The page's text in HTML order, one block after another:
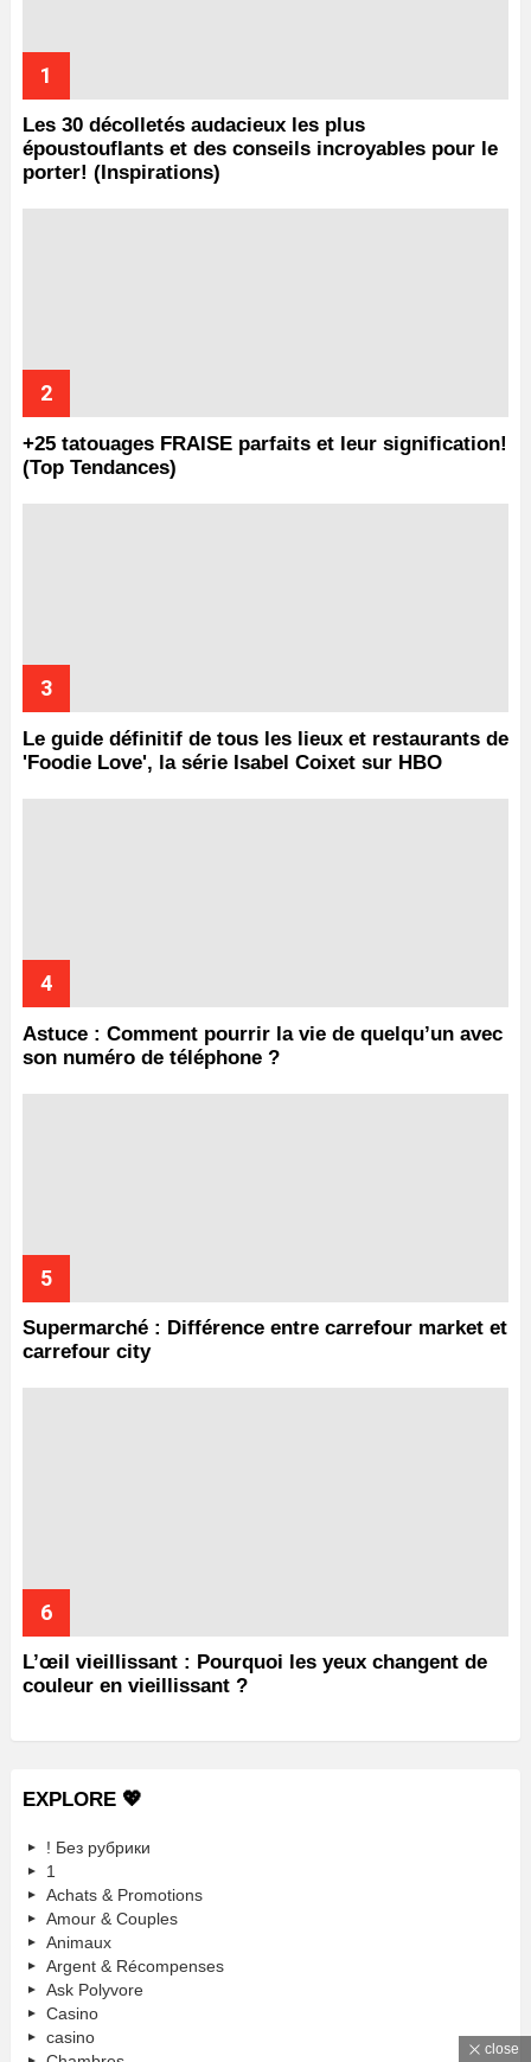
Les 30 décolletés audacieux les plus
époustouflants et des conseils incroyables pour le
porter! (Inspirations)
+25 tatouages ​​FRAISE parfaits et leur signification!
(Top Tendances)
Le guide définitif de tous les lieux et restaurants de
'Foodie Love', la série Isabel Coixet sur HBO
Astuce : Comment pourrir la vie de quelqu’un avec
son numéro de téléphone ?
Supermarché : Différence entre carrefour market et
carrefour city
L’œil vieillissant : Pourquoi les yeux changent de
couleur en vieillissant ?
EXPLORE 💖
! Без рубрики
1
Achats & Promotions
Amour & Couples
Animaux
Argent & Récompenses
Ask Polyvore
Casino
casino
close